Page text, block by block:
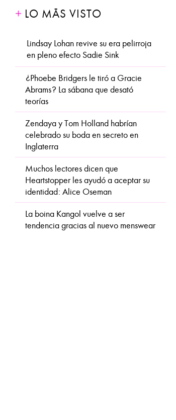
LO MÁS VISTO
Lindsay Lohan revive su era pelirroja
en pleno efecto Sadie Sink
¿Phoebe Bridgers le tiró a Gracie
Abrams? La sábana que desató
teorías
Zendaya y Tom Holland habrían
celebrado su boda en secreto en
Inglaterra
Muchos lectores dicen que
Heartstopper les ayudó a aceptar su
identidad: Alice Oseman
La boina Kangol vuelve a ser
tendencia gracias al nuevo menswear